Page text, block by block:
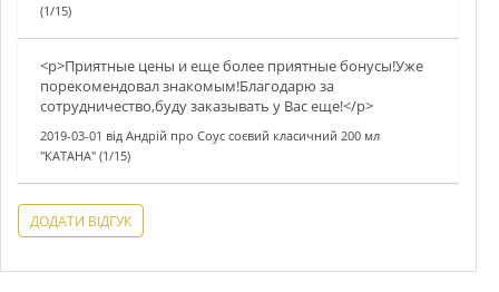
(1/15)
<p>Приятные цены и еще более приятные бонусы!Уже
порекомендовал знакомым!Благодарю за
сотрудничество,буду заказывать у Вас еще!</p>
2019-03-01 від Андрій про Соус соєвий класичний 200 мл
"КАТАНА" (1/15)
ДОДАТИ ВІДГУК